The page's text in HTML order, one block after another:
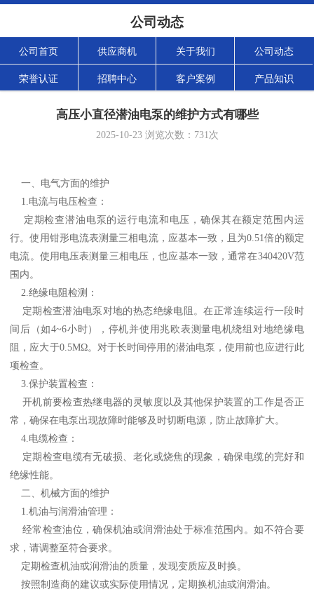
公司动态
公司首页 供应商机 关于我们 公司动态
荣誉认证 招聘中心 客户案例 产品知识
高压小直径潜油电泵的维护方式有哪些
2025-10-23浏览次数： 731次
一、电气方面的维护
1.电流与电压检查：
定期检查潜油电泵的运行电流和电压，确保其在额定范围内运
行。使用钳形电流表测量三相电流，应基本一致，且为0.51倍的额定
电流。使用电压表测量三相电压，也应基本一致，通常在340420V范
围内。
2.绝缘电阻检测：
定期检查潜油电泵对地的热态绝缘电阻。在正常连续运行一段时
间后（如4~6小时），停机并使用兆欧表测量电机绕组对地绝缘电
阻，应大于0.5MΩ。对于长时间停用的潜油电泵，使用前也应进行此
项检查。
3.保护装置检查：
开机前要检查热继电器的灵敏度以及其他保护装置的工作是否正
常，确保在电泵出现故障时能够及时切断电源，防止故障扩大。
4.电缆检查：
定期检查电缆有无破损、老化或烧焦的现象，确保电缆的完好和
绝缘性能。
二、机械方面的维护
1.机油与润滑油管理：
经常检查油位，确保机油或润滑油处于标准范围内。如不符合要
求，请调整至符合要求。
定期检查机油或润滑油的质量，发现变质应及时换。
按照制造商的建议或实际使用情况，定期换机油或润滑油。